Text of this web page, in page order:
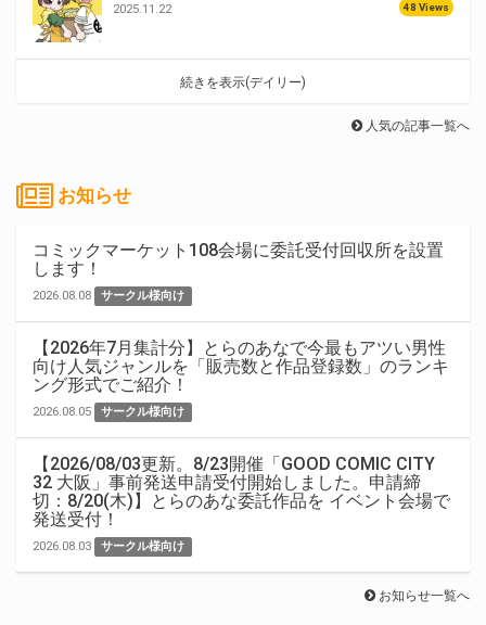
2025.11.22 48 Views
続きを表示(デイリー)
人気の記事一覧へ
お知らせ
コミックマーケット108会場に委託受付回収所を設置
します！
2026.08.08 サークル様向け
【2026年7月集計分】とらのあなで今最もアツい男性
向け人気ジャンルを「販売数と作品登録数」のランキ
ング形式でご紹介！
2026.08.05 サークル様向け
【2026/08/03更新。8/23開催「GOOD COMIC CITY
32 大阪」事前発送申請受付開始しました。申請締
切：8/20(木)】とらのあな委託作品を イベント会場で
発送受付！
2026.08.03 サークル様向け
お知らせ一覧へ